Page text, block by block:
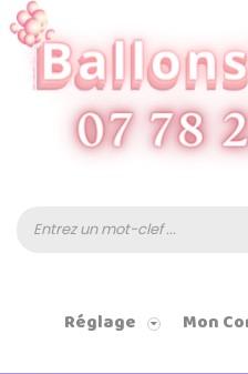
Réglage Mon